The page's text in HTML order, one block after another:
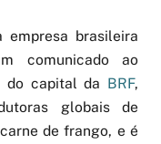
brasileira
comunicado ao
do capital da BRF,
globais de
de frango, e é